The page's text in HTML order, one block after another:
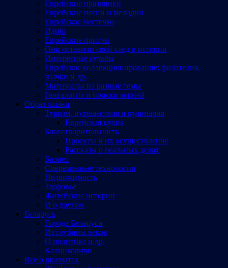
Еврейские праздники
Еврейские песни и мелодии
Еврейское местечко
Идиш
Еврейские притчи
Они оставили свой след в истории
Интересные судьбы
Еврейское коллекционирование: филателия,
значки и др.
Материалы на разные темы
Генеалогия и поиски корней
Образ жизни
Туризм, путешествия и кулинария
Еврейская кухня
Благотворительность
Проекты и их осуществление
Рассказы о реальных делах
Бизнес
Современные технологии
Недвижимость
Здоровье
Житейские истории
И о другом
Беларусь
Города Беларуси
Из глубины веков
О политике и др.
Калинковичи
Все о шахматах